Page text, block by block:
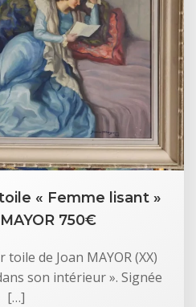
« Femme lisant »
750€
de Joan MAYOR (XX)
son intérieur ». Signée
[…]